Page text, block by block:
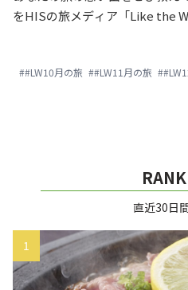
をHISの旅メディア「Like the
ださい！たくさんのお写真お待
##LW10月の旅 ##LW11月の旅
直近30日
1